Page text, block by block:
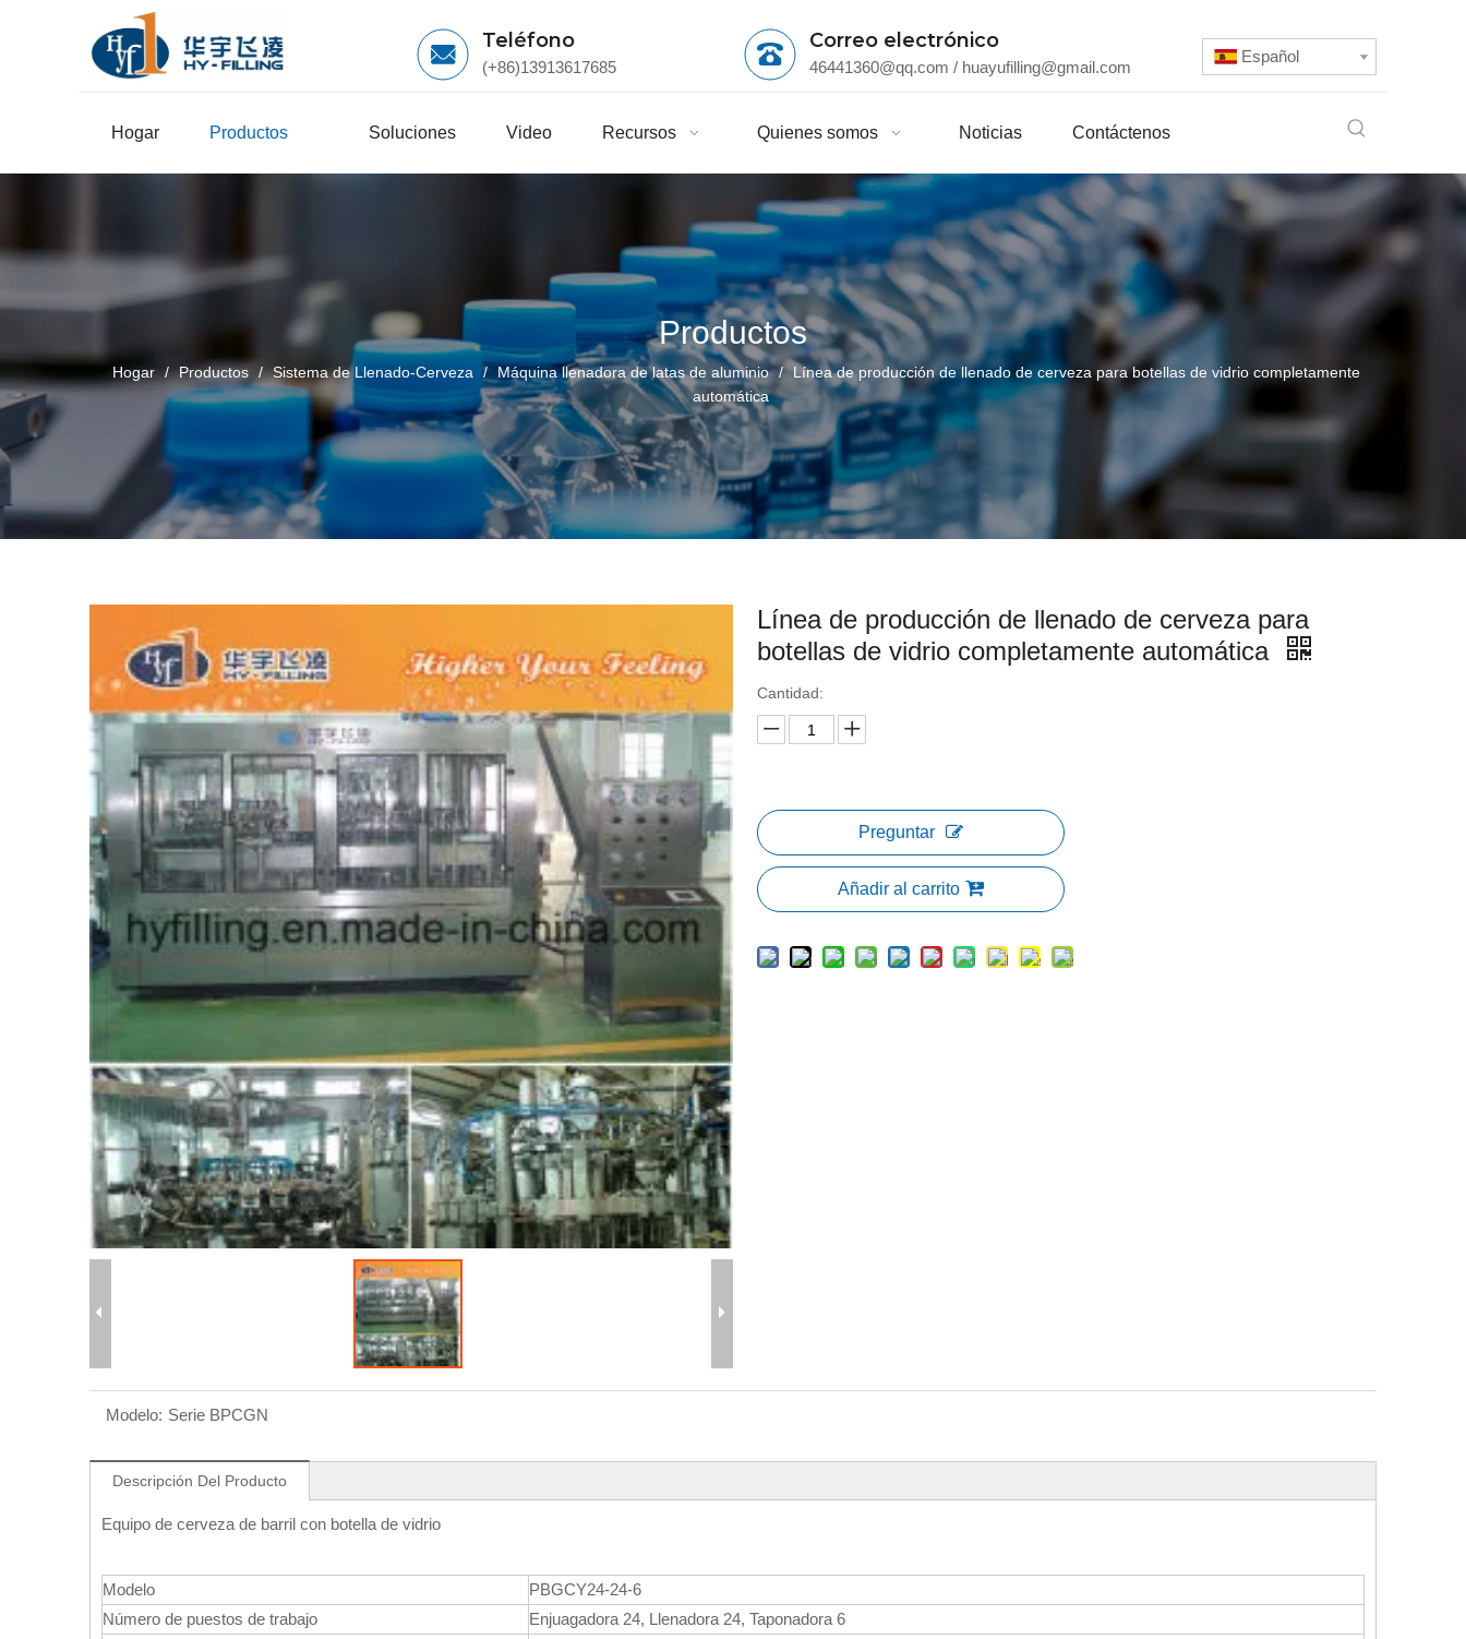
Teléfono
(+86)13913617685
Correo electrónico
46441360@qq.com / huayufilling@gmail.com
Español
Hogar Productos Soluciones Video Recursos Quienes somos Noticias Contáctenos
Productos
Hogar / Productos / Sistema de Llenado-Cerveza / Máquina llenadora de latas de aluminio / Línea de producción de llenado de cerveza para botellas de vidrio completamente
automática
Línea de producción de llenado de cerveza para
botellas de vidrio completamente automática
Cantidad:
Preguntar
Añadir al carrito
Modelo: Serie BPCGN
Descripción Del Producto
Equipo de cerveza de barril con botella de vidrio
Modelo
PBGCY24-24-6
Número de puestos de trabajo
Enjuagadora 24, Llenadora 24, Taponadora 6